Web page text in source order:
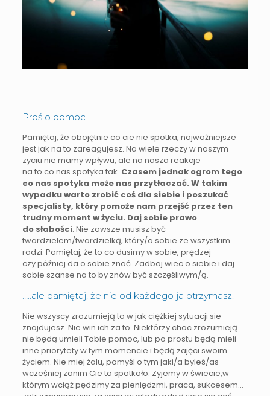
Proś o pomoc…
Pamiętaj, że obojętnie co cie nie spotka, najważniejsze
jest jak na to zareagujesz. Na wiele rzeczy w naszym
zyciu nie mamy wpływu, ale na nasza reakcje
na to co nas spotyka tak. Czasem jednak ogrom tego
co nas spotyka może nas przytłaczać. W takim
wypadku warto zrobić coś dla siebie i poszukać
specjalisty, który pomoże nam przejść przez ten
trudny moment w życiu. Daj sobie prawo
do słabości. Nie zawsze musisz być
twardzielem/twardzielką, który/a sobie ze wszystkim
radzi. Pamiętaj, że to co dusimy w sobie, prędzej
czy później da o sobie znać. Zadbaj wiec o siebie i daj
sobie szanse na to by znów być szczęśliwym/ą.
…..ale pamiętaj, że nie od każdego ja otrzymasz.
Nie wszyscy zrozumieją to w jak ciężkiej sytuacji sie
znajdujesz. Nie win ich za to. Niektórzy choc zrozumieją
nie będą umieli Tobie pomoc, lub po prostu będą mieli
inne priorytety w tym momencie i będą zajęci swoim
życiem. Nie miej żalu, pomyśl o tym jaki/a byleś/as
wcześniej zanim Cie to spotkało. Zyjemy w świecie,w
którym wciąż pędzimy za pieniędzmi, praca, sukcesem…